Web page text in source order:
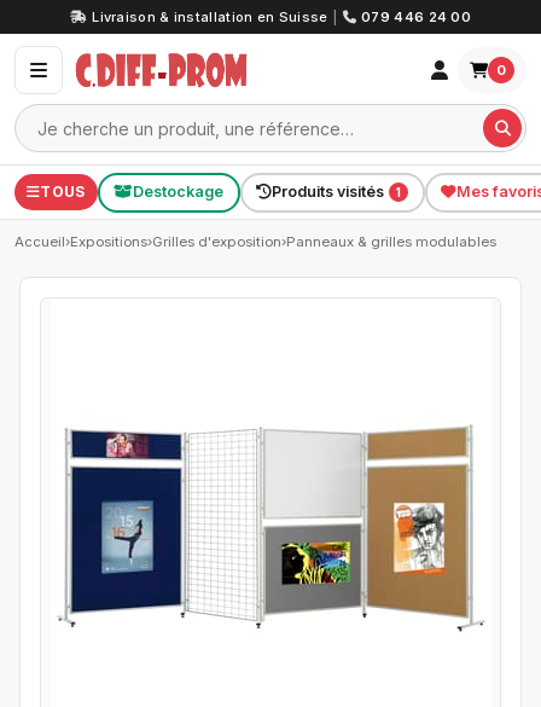
Livraison & installation en Suisse 079 446 24 00
0
TOUS Destockage Produits visités 1 Mes
Accueil›Expositions›Grilles d'exposition›Panneaux & grilles modulables